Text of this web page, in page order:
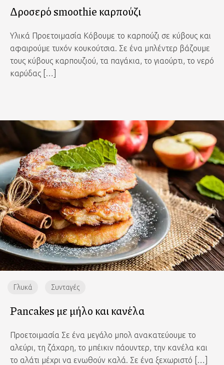
Δροσερό smoothie καρπούζι
Υλικά Προετοιμασία Κόβουμε το καρπούζι σε κύβους και
αφαιρούμε τυχόν κουκούτσια. Σε ένα μπλέντερ βάζουμε
τους κύβους καρπουζιού, τα παγάκια, το γιαούρτι, το νερό
καρύδας […]
Γλυκά Συνταγές
Pancakes με μήλο και κανέλα
Προετοιμασία Σε ένα μεγάλο μπολ ανακατεύουμε το
αλεύρι, τη ζάχαρη, το μπέικιν πάουντερ, την κανέλα και
το αλάτι μέχρι να ενωθούν καλά. Σε ένα ξεχωριστό […]